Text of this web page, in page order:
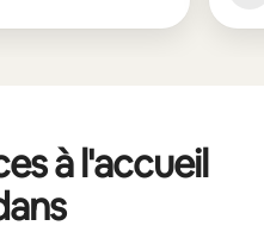
à l'accueil